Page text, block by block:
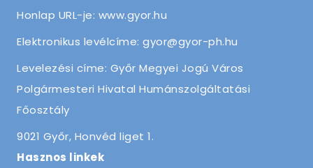
Honlap URL-je: www.gyor.hu
Elektronikus levélcíme: gyor@gyor-ph.hu
Levelezési címe: Győr Megyei Jogú Város
Polgármesteri Hivatal Humánszolgáltatási
Főosztály
9021 Győr, Honvéd liget 1.
Hasznos linkek